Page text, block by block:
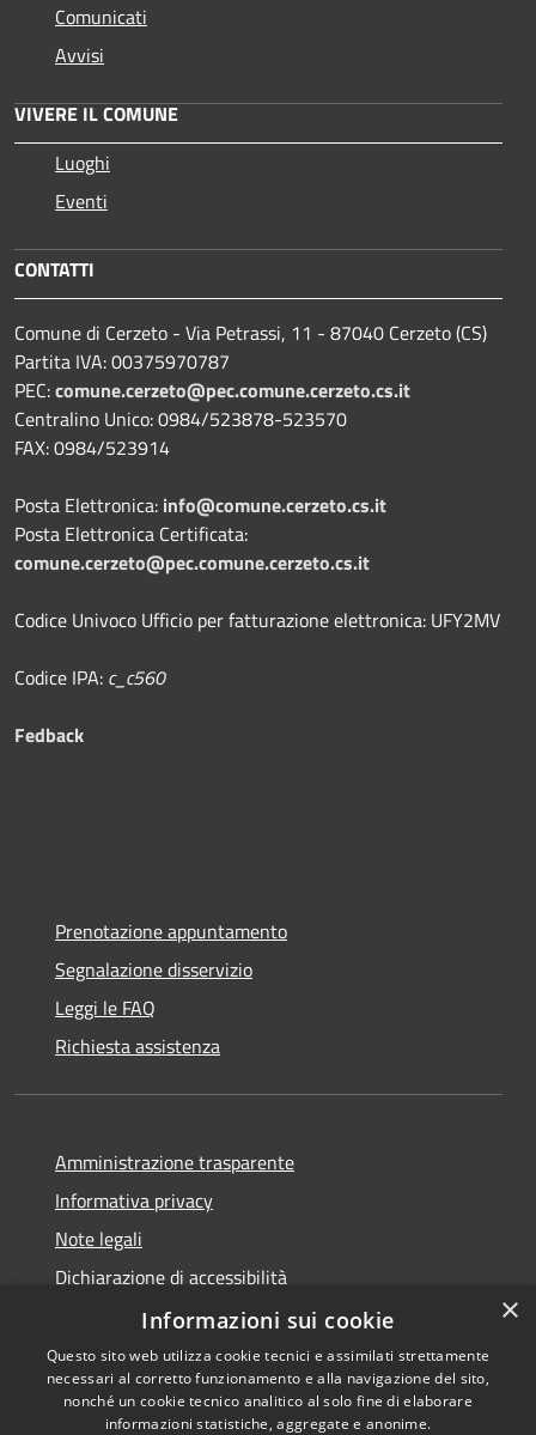
Comunicati
Avvisi
VIVERE IL COMUNE
Luoghi
Eventi
CONTATTI
Comune di Cerzeto - Via Petrassi, 11 - 87040 Cerzeto (CS)
Partita IVA: 00375970787
PEC:comune.cerzeto@pec.comune.cerzeto.cs.it
Centralino Unico: 0984/523878-523570
FAX: 0984/523914
Posta Elettronica: info@comune.cerzeto.cs.it
Posta Elettronica Certificata:
comune.cerzeto@pec.comune.cerzeto.cs.it
Codice Univoco Ufficio per fatturazione elettronica: UFY2MV
Codice IPA: c_c560
Fedback
Prenotazione appuntamento
Segnalazione disservizio
Leggi le FAQ
Richiesta assistenza
Amministrazione trasparente
Informativa privacy
Note legali
Dichiarazione di accessibilità
Obbiettivi di accessibilità
×
Informazioni sui cookie
Questo sito web utilizza cookie tecnici e assimilati strettamente
necessari al corretto funzionamento e alla navigazione del sito,
nonché un cookie tecnico analitico al solo fine di elaborare
informazioni statistiche, aggregate e anonime.